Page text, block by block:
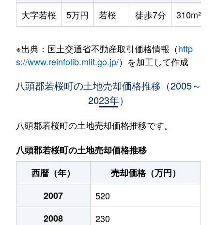
大字若桜
5万円 若桜 徒歩7分 310m²
※出典：国土交通省不動産取引価格情報（http
s://www.reinfolib.mlit.go.jp/）を加工して作成
八頭郡若桜町の土地売却価格推移（2005～
2023年）
八頭郡若桜町の土地売却価格推移です。
八頭郡若桜町の土地売却価格推移
西暦（年）
売却価格（万円）
2007
520
2008
230